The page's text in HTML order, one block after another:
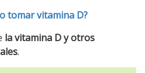
tomar vitamina D?
la vitamina D y otros
.